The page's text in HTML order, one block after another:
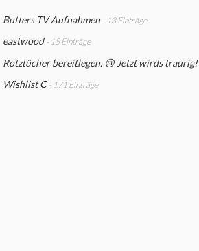
Butters TV Aufnahmen - 13 Einträge
eastwood - 15 Einträge
Rotztücher bereitlegen. 😢 Jetzt wirds traurig!
Wishlist C - 171 Einträge